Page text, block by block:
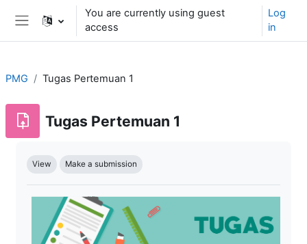
Skip to main content
Side panel
You are currently using guest
access
Log
in
PMG Tugas Pertemuan 1
Tugas Pertemuan 1
View Make a submission